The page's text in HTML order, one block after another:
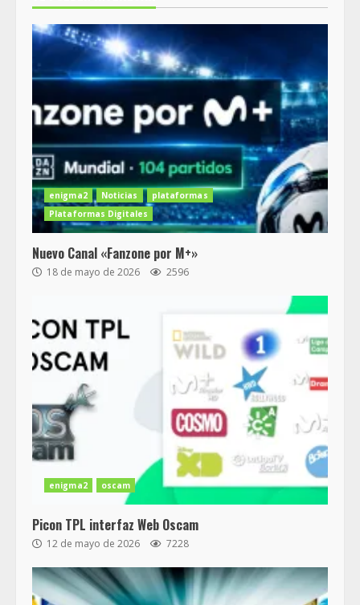
enigma2 Noticias
plataformas
Plataformas Digitales
Nuevo Canal «Fanzone por M+»
18 de mayo de 2026 2596
enigma2 oscam
Picon TPL interfaz Web Oscam
12 de mayo de 2026 7228